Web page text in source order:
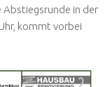
Abstiegsrunde in der
kommt vorbei